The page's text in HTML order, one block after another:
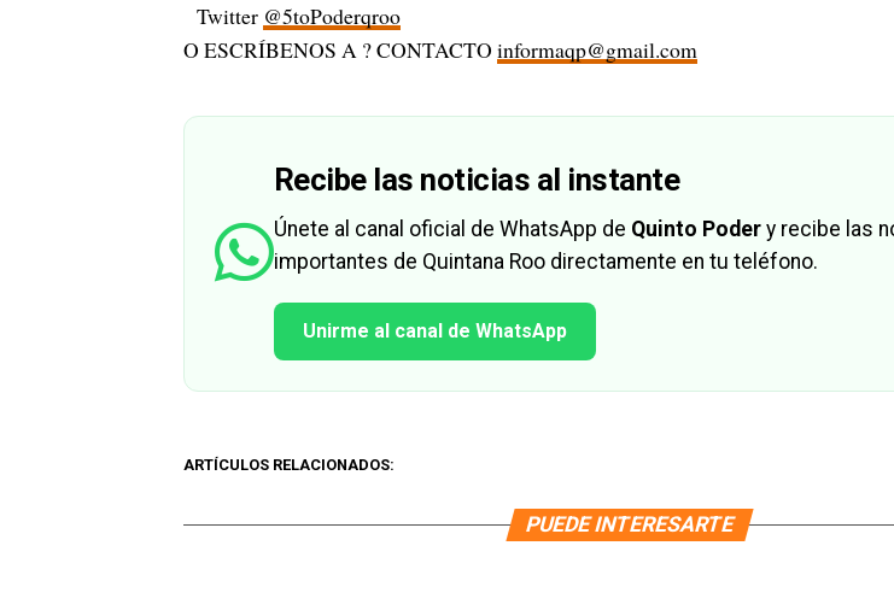
Twitter @5toPoderqroo
O ESCRÍBENOS A ? CONTACTO informaqp@gmail.com
Recibe las noticias al instante
Únete al canal oficial de WhatsApp de Quinto Poder y recibe las
importantes de Quintana Roo directamente en tu teléfono.
Unirme al canal de WhatsApp
ARTÍCULOS RELACIONADOS:
PUEDE INTERESARTE